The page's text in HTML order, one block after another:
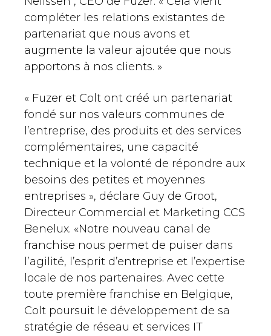
compléter les relations existantes de
partenariat que nous avons et
augmente la valeur ajoutée que nous
apportons à nos clients. »
« Fuzer et Colt ont créé un partenariat
fondé sur nos valeurs communes de
l’entreprise, des produits et des services
complémentaires, une capacité
technique et la volonté de répondre aux
besoins des petites et moyennes
entreprises », déclare Guy de Groot,
Directeur Commercial et Marketing CCS
Benelux. «Notre nouveau canal de
franchise nous permet de puiser dans
l’agilité, l’esprit d’entreprise et l’expertise
locale de nos partenaires. Avec cette
toute première franchise en Belgique,
Colt poursuit le développement de sa
stratégie de réseau et services IT